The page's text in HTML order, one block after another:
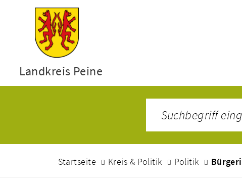
Landkreis Peine
Startseite Kreis & Politik Politik